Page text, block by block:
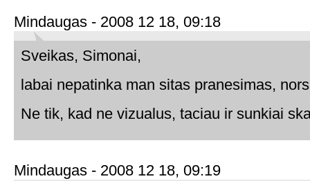
Mindaugas - 2008 12 18, 09:18
Sveikas, Simonai,
labai nepatinka man sitas pranesimas,
Ne tik, kad ne vizualus, taciau ir sunkiai
Mindaugas - 2008 12 18, 09:19